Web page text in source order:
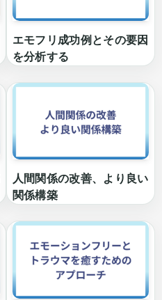
エモフリ成功例とその要因
を分析する
人間関係の改善、より良い
関係構築